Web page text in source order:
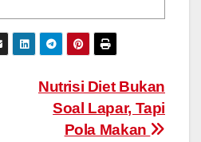
Nutrisi Diet Bukan
Soal Lapar, Tapi
Pola Makan